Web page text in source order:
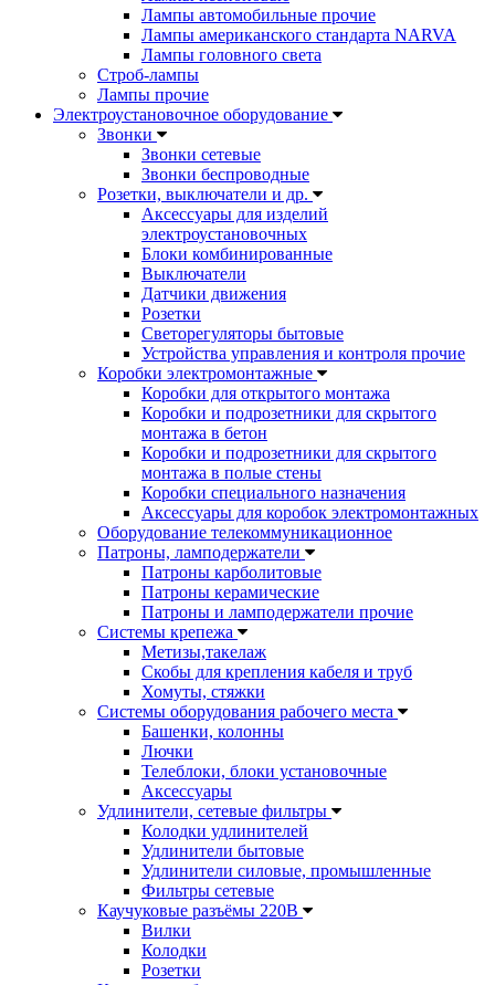
Лампы автомобильные прочие
Лампы американского стандарта NARVA
Лампы головного света
Строб-лампы
Лампы прочие
Электроустановочное оборудование
Звонки
Звонки сетевые
Звонки беспроводные
Розетки, выключатели и др.
Аксессуары для изделий
электроустановочных
Блоки комбинированные
Выключатели
Датчики движения
Розетки
Светорегуляторы бытовые
Устройства управления и контроля прочие
Коробки электромонтажные
Коробки для открытого монтажа
Коробки и подрозетники для скрытого
монтажа в бетон
Коробки и подрозетники для скрытого
монтажа в полые стены
Коробки специального назначения
Аксессуары для коробок электромонтажных
Оборудование телекоммуникационное
Патроны, ламподержатели
Патроны карболитовые
Патроны керамические
Патроны и ламподержатели прочие
Системы крепежа
Метизы,такелаж
Скобы для крепления кабеля и труб
Хомуты, стяжки
Системы оборудования рабочего места
Башенки, колонны
Лючки
Телеблоки, блоки установочные
Аксессуары
Удлинители, сетевые фильтры
Колодки удлинителей
Удлинители бытовые
Удлинители силовые, промышленные
Фильтры сетевые
Каучуковые разъёмы 220В
Вилки
Колодки
Розетки